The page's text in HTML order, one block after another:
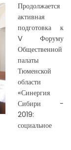
Продолжается
активная
подготовка к
V Форуму
Общественной
палаты
Тюменской
области
«Синергия
Сибири −
2019:
социальное